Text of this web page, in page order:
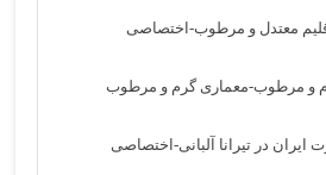
اقلیم معتدل و مرطوب-اختصاصی
گرم و مرطوب-معماری گرم و مرطوب
در تیرانا آلبانی-اختصاصی